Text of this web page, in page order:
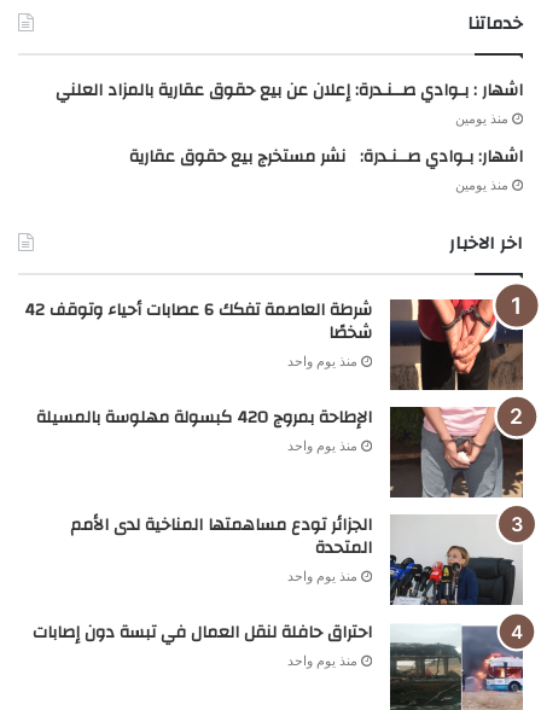
خدماتنا
اشهار : بـوادي صــنـدرة: إعلان عن بيع حقوق عقارية بالمزاد العلني
منذ يومين
اشهار: بـوادي صــنـدرة: نشر مستخرج بيع حقوق عقارية
منذ يومين
اخر الاخبار
شرطة العاصمة تفكك 6 عصابات أحياء وتوقف 42
شخصًا
منذ يوم واحد
الإطاحة بمروج 420 كبسولة مهلوسة بالمسيلة
منذ يوم واحد
الجزائر تودع مساهمتها المناخية لدى الأمم
المتحدة
منذ يوم واحد
احتراق حافلة لنقل العمال في تبسة دون إصابات
منذ يوم واحد